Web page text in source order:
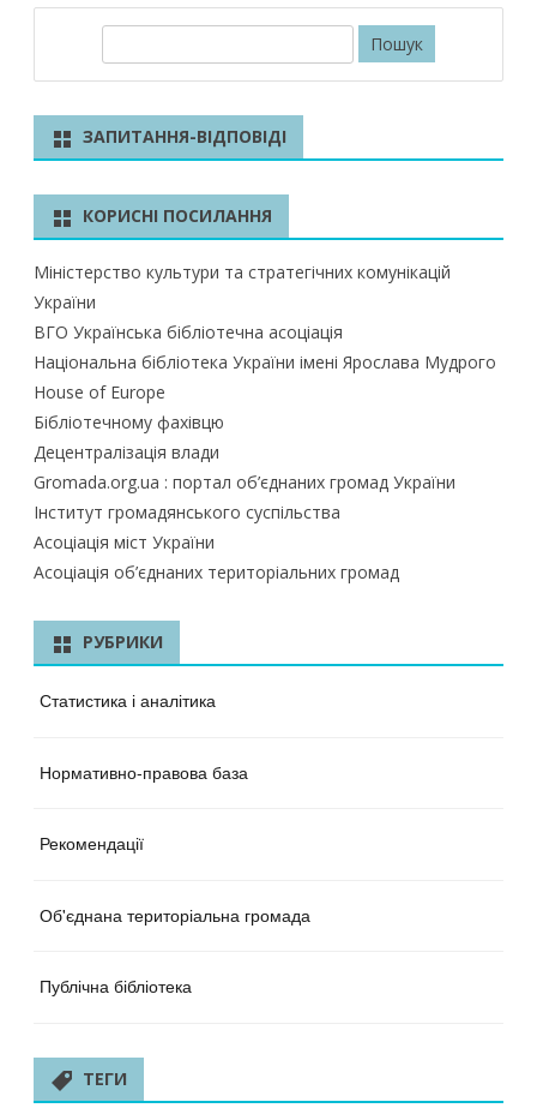
к
ЗАПИТАННЯ-ВІДПОВІДІ
КОРИСНІ ПОСИЛАННЯ
Міністерство культури та стратегічних комунікацій
України
ВГО Українська бібліотечна асоціація
Національна бібліотека України імені Ярослава Мудрого
House of Europe
Бібліотечному фахівцю
Децентралізація влади
Gromada.org.ua : портал об’єднаних громад України
Інститут громадянського суспільства
Асоціація міст України
Асоціація об’єднаних територіальних громад
РУБРИКИ
Статистика і аналітика
Нормативно-правова база
Рекомендації
Об'єднана територіальна громада
Публічна бібліотека
ТЕГИ